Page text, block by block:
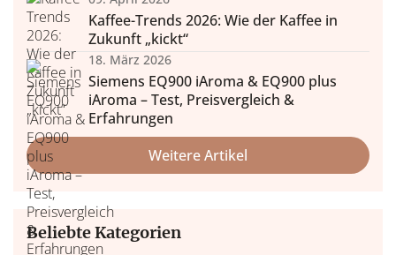
Kaffee-Trends 2026: Wie der Kaffee in
Zukunft „kickt“
18. März 2026
Siemens EQ900 iAroma & EQ900 plus
iAroma – Test, Preisvergleich &
Erfahrungen
Weitere Artikel
Beliebte Kategorien